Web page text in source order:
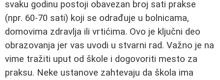
svaku godinu postoji obavezan broj sati prakse
(npr. 60-70 sati) koji se odrađuje u bolnicama,
domovima zdravlja ili vrtićima. Ovo je ključni deo
obrazovanja jer vas uvodi u stvarni rad. Važno je na
vime tražiti uput od škole i dogovoriti mesto za
praksu. Neke ustanove zahtevaju da škola ima